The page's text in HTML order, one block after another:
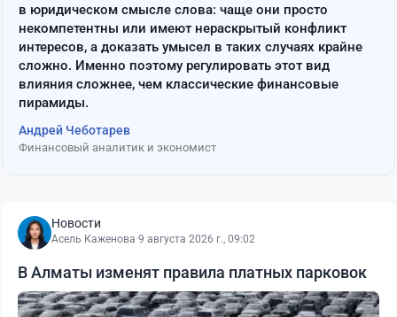
в юридическом смысле слова: чаще они просто
некомпетентны или имеют нераскрытый конфликт
интересов, а доказать умысел в таких случаях крайне
сложно. Именно поэтому регулировать этот вид
влияния сложнее, чем классические финансовые
пирамиды.
Андрей Чеботарев
Финансовый аналитик и экономист
Новости
Асель Каженова·9 августа 2026 г., 09:02
В Алматы изменят правила платных парковок